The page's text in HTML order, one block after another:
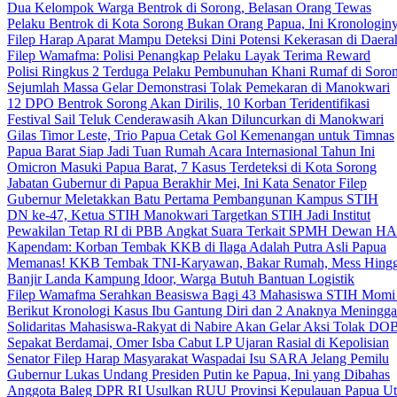
Dua Kelompok Warga Bentrok di Sorong, Belasan Orang Tewas
Pelaku Bentrok di Kota Sorong Bukan Orang Papua, Ini
Filep Harap Aparat Mampu Deteksi Dini Potensi Kekerasan di
Filep Wamafma: Polisi Penangkap Pelaku Layak Terima Reward
Polisi Ringkus 2 Terduga Pelaku Pembunuhan Khani Rumaf di
Sejumlah Massa Gelar Demonstrasi Tolak Pemekaran di Manokwari
12 DPO Bentrok Sorong Akan Dirilis, 10 Korban Teridentifikasi
Festival Sail Teluk Cenderawasih Akan Diluncurkan di Manokwari
Gilas Timor Leste, Trio Papua Cetak Gol Kemenangan untuk Timnas
Papua Barat Siap Jadi Tuan Rumah Acara Internasional Tahun Ini
Omicron Masuki Papua Barat, 7 Kasus Terdeteksi di Kota Sorong
Jabatan Gubernur di Papua Berakhir Mei, Ini Kata Senator Filep
Gubernur Meletakkan Batu Pertama Pembangunan Kampus STIH
DN ke-47, Ketua STIH Manokwari Targetkan STIH Jadi Institut
Pewakilan Tetap RI di PBB Angkat Suara Terkait SPMH Dewan
Kapendam: Korban Tembak KKB di Ilaga Adalah Putra Asli Papua
Memanas! KKB Tembak TNI-Karyawan, Bakar Rumah, Mess
Banjir Landa Kampung Idoor, Warga Butuh Bantuan Logistik
Filep Wamafma Serahkan Beasiswa Bagi 43 Mahasiswa STIH Momi
Berikut Kronologi Kasus Ibu Gantung Diri dan 2 Anaknya
Solidaritas Mahasiswa-Rakyat di Nabire Akan Gelar Aksi Tolak
Sepakat Berdamai, Omer Isba Cabut LP Ujaran Rasial di Kepolisian
Senator Filep Harap Masyarakat Waspadai Isu SARA Jelang Pemilu
Gubernur Lukas Undang Presiden Putin ke Papua, Ini yang Dibahas
Anggota Baleg DPR RI Usulkan RUU Provinsi Kepulauan Papua